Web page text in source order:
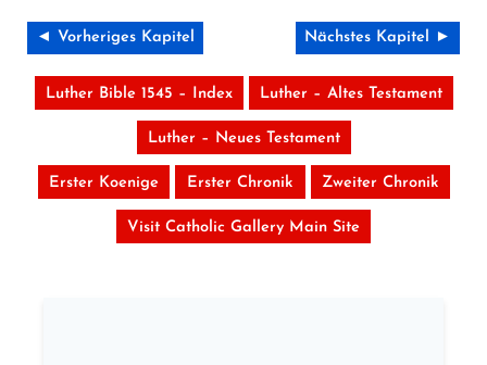
◄ Vorheriges Kapitel Nächstes Kapitel ►
Luther Bible 1545 – Index Luther – Altes Testament
Luther – Neues Testament
Erster Koenige Erster Chronik Zweiter Chronik
Visit Catholic Gallery Main Site